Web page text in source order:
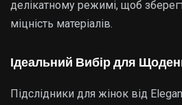
делікатному режимі, щоб
міцність матеріалів.
Ідеальний Вибір для
Підслідники для жінок від